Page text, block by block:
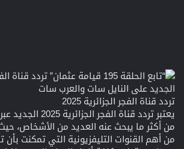
تردد قناة الفجر الجزائرية 2025
يعتبر تردد قناة الفجر
من أكثر ما يبحث عنه العديد من الأشخاص،
من أهم القنوات التليفزيونية التي تمكنت